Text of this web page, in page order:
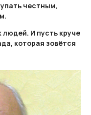
честным,
И пусть круче
которая зовётся